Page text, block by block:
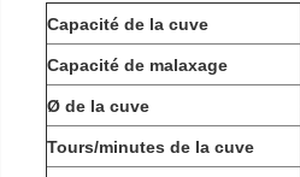
Capacité de la cuve
Capacité de malaxage
Ø de la cuve
Tours/minutes de la cuve